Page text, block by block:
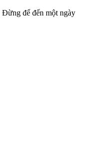
Đừng để đến một ngày